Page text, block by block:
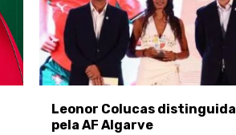
Leonor Colucas distinguida
pela AF Algarve